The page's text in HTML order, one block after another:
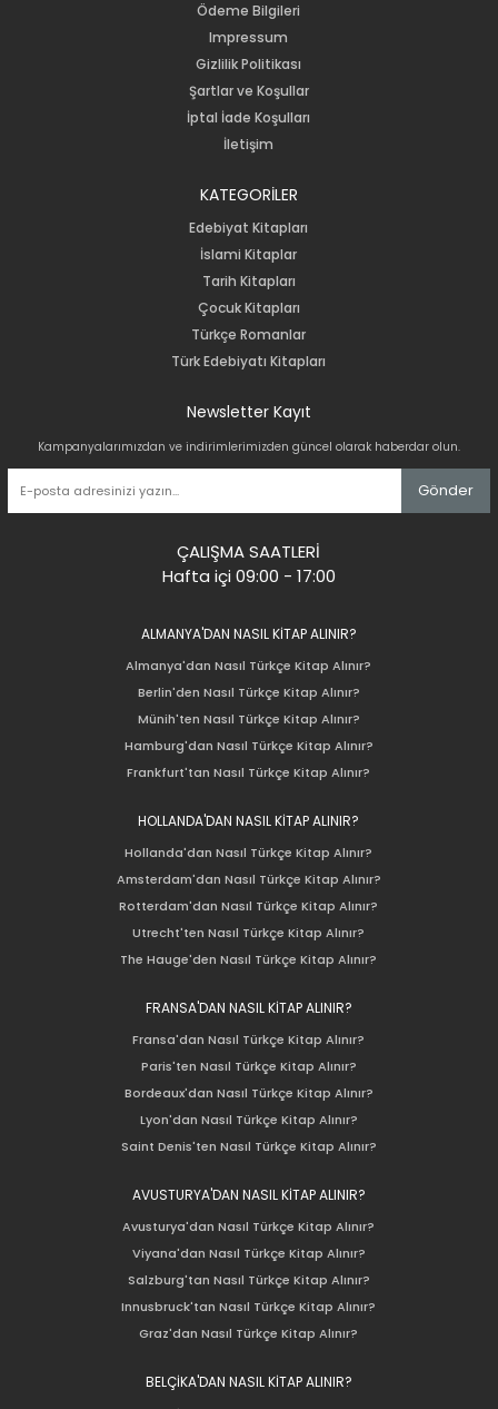
Ödeme Bilgileri
Impressum
Gizlilik Politikası
Şartlar ve Koşullar
İptal İade Koşulları
İletişim
KATEGORİLER
Edebiyat Kitapları
İslami Kitaplar
Tarih Kitapları
Çocuk Kitapları
Türkçe Romanlar
Türk Edebiyatı Kitapları
Newsletter Kayıt
Kampanyalarımızdan ve indirimlerimizden güncel olarak haberdar olun.
Gönder
ÇALIŞMA SAATLERİ
Hafta içi 09:00 - 17:00
ALMANYA'DAN NASIL KİTAP ALINIR?
Almanya'dan Nasıl Türkçe Kitap Alınır?
Berlin'den Nasıl Türkçe Kitap Alınır?
Münih'ten Nasıl Türkçe Kitap Alınır?
Hamburg'dan Nasıl Türkçe Kitap Alınır?
Frankfurt'tan Nasıl Türkçe Kitap Alınır?
HOLLANDA'DAN NASIL KİTAP ALINIR?
Hollanda'dan Nasıl Türkçe Kitap Alınır?
Amsterdam'dan Nasıl Türkçe Kitap Alınır?
Rotterdam'dan Nasıl Türkçe Kitap Alınır?
Utrecht'ten Nasıl Türkçe Kitap Alınır?
The Hauge'den Nasıl Türkçe Kitap Alınır?
FRANSA'DAN NASIL KİTAP ALINIR?
Fransa'dan Nasıl Türkçe Kitap Alınır?
Paris'ten Nasıl Türkçe Kitap Alınır?
Bordeaux'dan Nasıl Türkçe Kitap Alınır?
Lyon'dan Nasıl Türkçe Kitap Alınır?
Saint Denis'ten Nasıl Türkçe Kitap Alınır?
AVUSTURYA'DAN NASIL KİTAP ALINIR?
Avusturya'dan Nasıl Türkçe Kitap Alınır?
Viyana'dan Nasıl Türkçe Kitap Alınır?
Salzburg'tan Nasıl Türkçe Kitap Alınır?
Innusbruck'tan Nasıl Türkçe Kitap Alınır?
Graz'dan Nasıl Türkçe Kitap Alınır?
BELÇİKA'DAN NASIL KİTAP ALINIR?